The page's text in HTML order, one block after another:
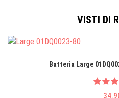
VISTI DI
Batteria Large